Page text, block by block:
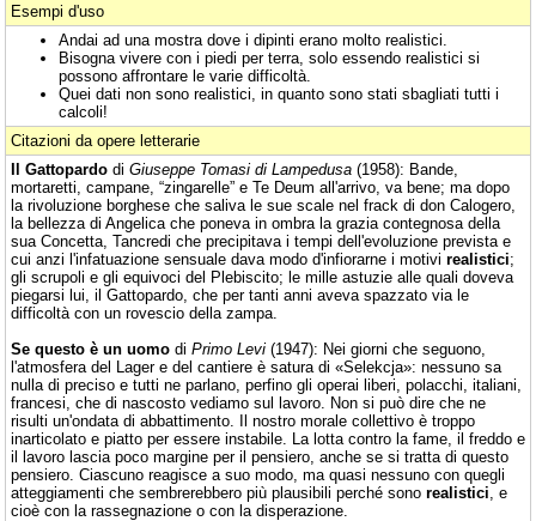
Esempi d'uso
Andai ad una mostra dove i dipinti erano molto realistici.
Bisogna vivere con i piedi per terra, solo essendo realistici si
possono affrontare le varie difficoltà.
Quei dati non sono realistici, in quanto sono stati sbagliati tutti i
calcoli!
Citazioni da opere letterarie
Il Gattopardo di Giuseppe Tomasi di Lampedusa (1958): Bande,
mortaretti, campane, “zingarelle” e Te Deum all'arrivo, va bene; ma dopo
la rivoluzione borghese che saliva le sue scale nel frack di don Calogero,
la bellezza di Angelica che poneva in ombra la grazia contegnosa della
sua Concetta, Tancredi che precipitava i tempi dell'evoluzione prevista e
cui anzi l'infatuazione sensuale dava modo d'infiorarne i motivi realistici;
gli scrupoli e gli equivoci del Plebiscito; le mille astuzie alle quali doveva
piegarsi lui, il Gattopardo, che per tanti anni aveva spazzato via le
difficoltà con un rovescio della zampa.
Se questo è un uomo di Primo Levi (1947): Nei giorni che seguono,
l'atmosfera del Lager e del cantiere è satura di «Selekcja»: nessuno sa
nulla di preciso e tutti ne parlano, perfino gli operai liberi, polacchi, italiani,
francesi, che di nascosto vediamo sul lavoro. Non si può dire che ne
risulti un'ondata di abbattimento. Il nostro morale collettivo è troppo
inarticolato e piatto per essere instabile. La lotta contro la fame, il freddo e
il lavoro lascia poco margine per il pensiero, anche se si tratta di questo
pensiero. Ciascuno reagisce a suo modo, ma quasi nessuno con quegli
atteggiamenti che sembrerebbero più plausibili perché sono realistici , e
cioè con la rassegnazione o con la disperazione.